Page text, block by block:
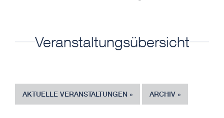
Veranstaltungsübersicht
AKTUELLE VERANSTALTUNGEN ARCHIV